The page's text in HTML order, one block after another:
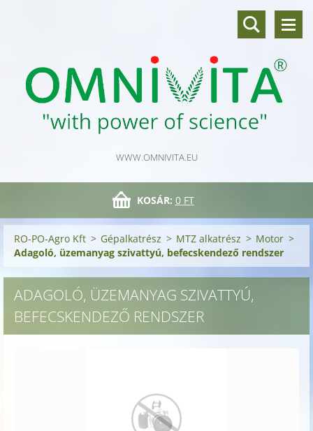
WWW.OMNIVITA.EU
KOSÁR: 0 FT
RO-PO-Agro Kft > Gépalkatrész > MTZ alkatrész > Motor >
Adagoló, üzemanyag szivattyú, befecskendező rendszer
ADAGOLÓ, ÜZEMANYAG SZIVATTYÚ,
BEFECSKENDEZŐ RENDSZER